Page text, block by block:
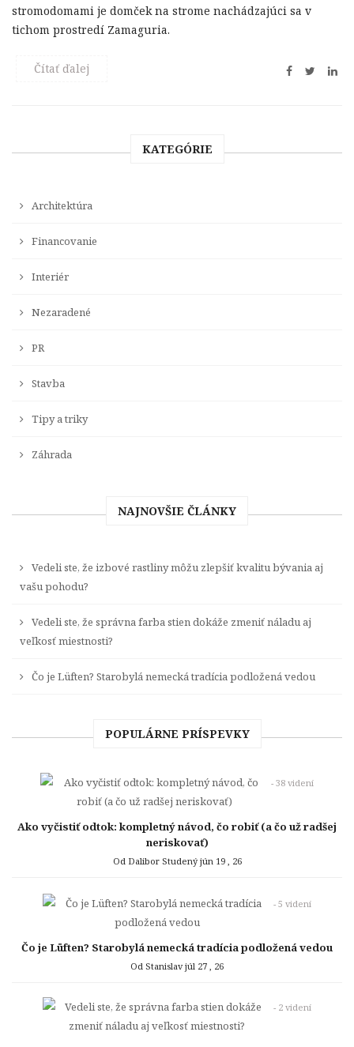
stromodomami je domček na strome nachádzajúci sa v
tichom prostredí Zamaguria.
Čítať ďalej
KATEGÓRIE
Architektúra
Financovanie
Interiér
Nezaradené
PR
Stavba
Tipy a triky
Záhrada
NAJNOVŠIE ČLÁNKY
Vedeli ste, že izbové rastliny môžu zlepšiť kvalitu bývania aj
vašu pohodu?
Vedeli ste, že správna farba stien dokáže zmeniť náladu aj
veľkosť miestnosti?
Čo je Lüften? Starobylá nemecká tradícia podložená vedou
POPULÁRNE PRÍSPEVKY
- 38 videní
Ako vyčistiť odtok: kompletný návod, čo robiť (a čo už radšej
neriskovať)
Od Dalibor Studený jún 19 , 26
- 5 videní
Čo je Lüften? Starobylá nemecká tradícia podložená vedou
Od Stanislavjúl 27 , 26
- 2 videní